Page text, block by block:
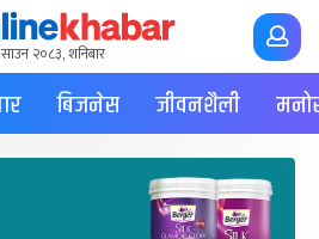
२०८३, शनिबार
बिजनेस जीवनशैली